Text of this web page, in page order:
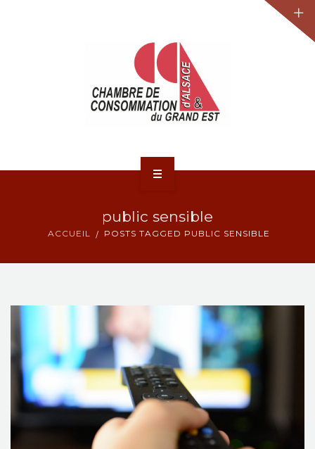
NOS ACTIONS
CONTACT
public sensible
ACCUEIL POSTS TAGGED PUBLIC SENSIBLE